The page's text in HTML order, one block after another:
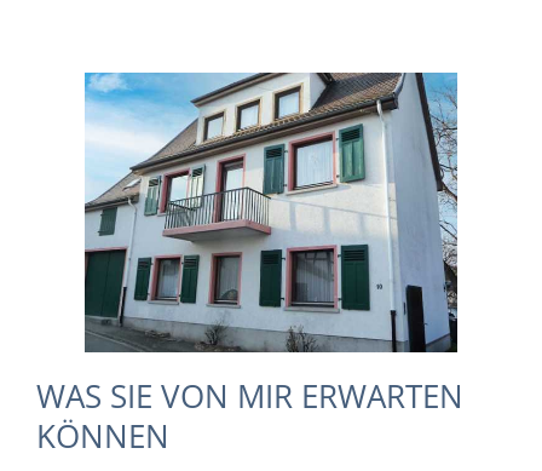
WAS SIE VON MIR ERWARTEN
KÖNNEN